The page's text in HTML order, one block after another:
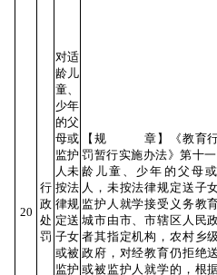
20
行
政
处
罚
对适
龄儿
童、
少年
的父
母或
监护
人未
按法
律规
定送
子女
或被
监护
【规 章】《教育行
罚暂行实施办法》第十
龄儿童、少年的父母
人，未按法律规定送子
监护人就学接受义务教
城市由市、市辖区人民
者其指定机构，农村乡
政府，对经教育仍拒绝
或被监护人就学的，根